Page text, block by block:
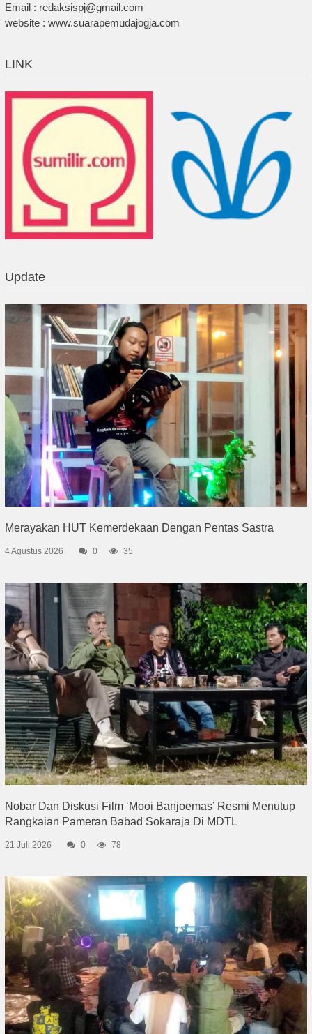
Email : redaksispj@gmail.com
website : www.suarapemudajogja.com
LINK
Update
Merayakan HUT Kemerdekaan Dengan Pentas Sastra
4 Agustus 2026 0 35
Nobar Dan Diskusi Film ‘Mooi Banjoemas’ Resmi Menutup
Rangkaian Pameran Babad Sokaraja Di MDTL
21 Juli 2026 0 78